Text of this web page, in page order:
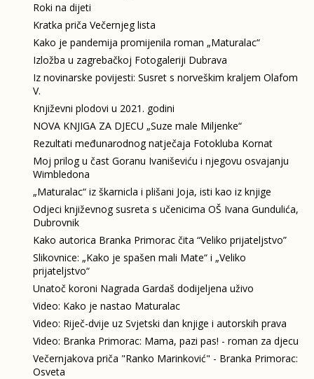
Roki na dijeti
Kratka priča Večernjeg lista
Kako je pandemija promijenila roman „Maturalac“
Izložba u zagrebačkoj Fotogaleriji Dubrava
Iz novinarske povijesti: Susret s norveškim kraljem Olafom
V.
Književni plodovi u 2021. godini
NOVA KNJIGA ZA DJECU „Suze male Miljenke“
Rezultati međunarodnog natječaja Fotokluba Kornat
Moj prilog u čast Goranu Ivaniševiću i njegovu osvajanju
Wimbledona
„Maturalac“ iz škarnicla i plišani Joja, isti kao iz knjige
Odjeci književnog susreta s učenicima OŠ Ivana Gundulića,
Dubrovnik
Kako autorica Branka Primorac čita “Veliko prijateljstvo”
Slikovnice: „Kako je spašen mali Mate“ i „Veliko
prijateljstvo“
Unatoč koroni Nagrada Gardaš dodijeljena uživo
Video: Kako je nastao Maturalac
Video: Riječ-dvije uz Svjetski dan knjige i autorskih prava
Video: Branka Primorac: Mama, pazi pas! - roman za djecu
Večernjakova priča "Ranko Marinković" - Branka Primorac:
Osveta